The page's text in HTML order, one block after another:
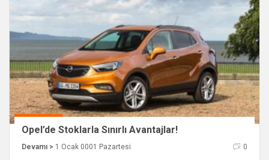
Opel’de Stoklarla Sınırlı Avantajlar!
Devamı > 1 Ocak 0001 Pazartesi 0